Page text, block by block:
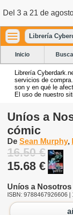
Del 3 a 21 de
Librería
Inicio
Librería
servicios de
son y en qué le
El uso de nuestro
Uníos a
cómic
De Sean Murphy,
16.50 €
15.68 €
Uníos a
ISBN: 9788467926606 |